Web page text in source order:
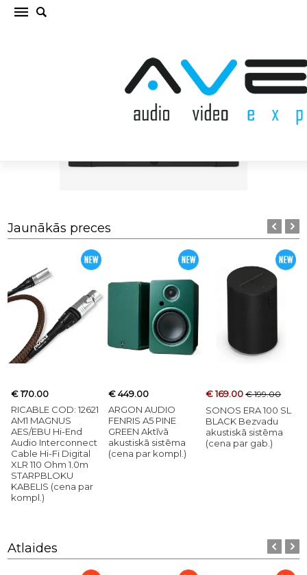
Jaunākās preces
€ 170.00
RICABLE COD: 12621
AM1 MAGNUS
AES/EBU Hi-End
Audio Interconnect
Cable Hi-Fi Digital
XLR 110 Ohm 1.0m
STARPBLOKU
KABELIS (cena par
kompl.)
€ 449.00
ARGON AUDIO
FENRIS A5 PINE
GREEN Aktīvā
akustiskā sistēma
(cena par kompl.)
€ 169.00€ 199.00
SONOS ERA 100 SL
BLACK Bezvadu
akustiskā sistēma
(cena par gab.)
Atlaides